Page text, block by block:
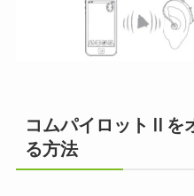
コムパイロットⅡを
る方法